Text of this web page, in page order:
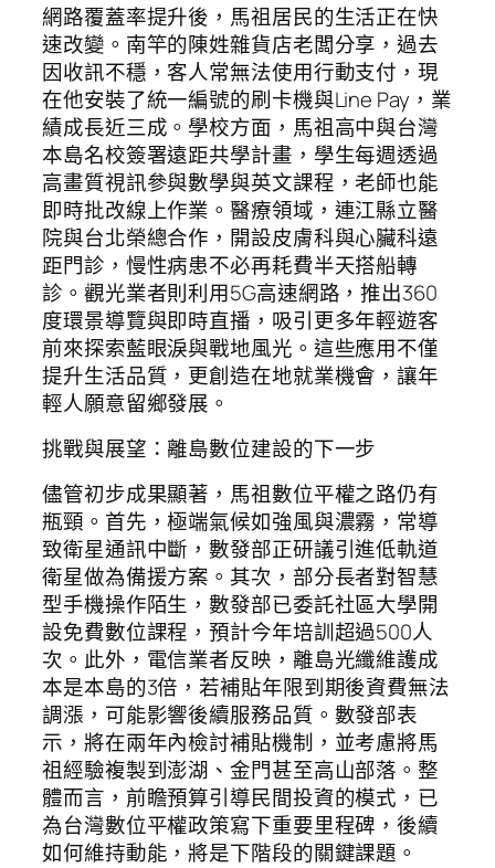
網路覆蓋率提升後，馬祖居民的生活正在快
速改變。南竿的陳姓雜貨店老闆分享，過去
因收訊不穩，客人常無法使用行動支付，現
在他安裝了統一編號的刷卡機與Line Pay，業
績成長近三成。學校方面，馬祖高中與台灣
本島名校簽署遠距共學計畫，學生每週透過
高畫質視訊參與數學與英文課程，老師也能
即時批改線上作業。醫療領域，連江縣立醫
院與台北榮總合作，開設皮膚科與心臟科遠
距門診，慢性病患不必再耗費半天搭船轉
診。觀光業者則利用5G高速網路，推出360
度環景導覽與即時直播，吸引更多年輕遊客
前來探索藍眼淚與戰地風光。這些應用不僅
提升生活品質，更創造在地就業機會，讓年
輕人願意留鄉發展。
挑戰與展望：離島數位建設的下一步
儘管初步成果顯著，馬祖數位平權之路仍有
瓶頸。首先，極端氣候如強風與濃霧，常導
致衛星通訊中斷，數發部正研議引進低軌道
衛星做為備援方案。其次，部分長者對智慧
型手機操作陌生，數發部已委託社區大學開
設免費數位課程，預計今年培訓超過500人
次。此外，電信業者反映，離島光纖維護成
本是本島的3倍，若補貼年限到期後資費無法
調漲，可能影響後續服務品質。數發部表
示，將在兩年內檢討補貼機制，並考慮將馬
祖經驗複製到澎湖、金門甚至高山部落。整
體而言，前瞻預算引導民間投資的模式，已
為台灣數位平權政策寫下重要里程碑，後續
如何維持動能，將是下階段的關鍵課題。